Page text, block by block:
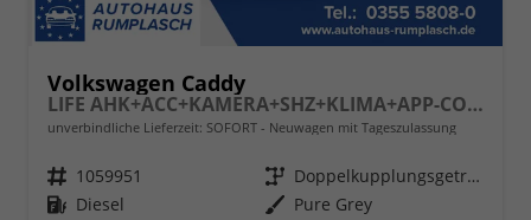
Volkswagen Caddy
LIFE AHK+ACC+KAMERA+SHZ+KLIMA+APP-CONNECT
unverbindliche Lieferzeit: SOFORT Neuwagen mit Tageszulassung
Fahrzeugnr. 1059951 Getriebe
Doppelkupplungsgetriebe (DSG)
Kraftstoff Diesel Außenfarbe Pure Grey